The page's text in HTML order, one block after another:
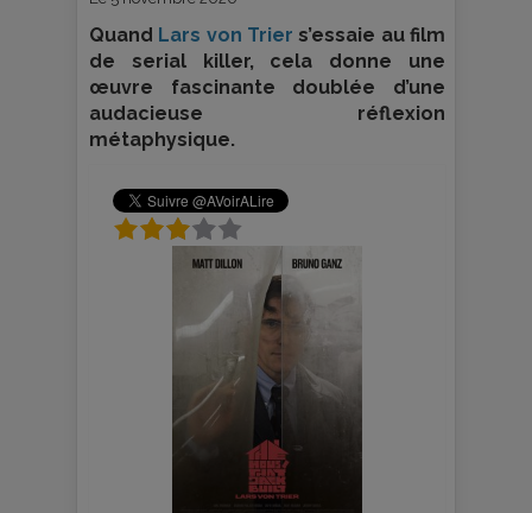
Quand Lars von Trier s’essaie au film
de serial killer, cela donne une
œuvre fascinante doublée d’une
audacieuse réflexion
métaphysique.